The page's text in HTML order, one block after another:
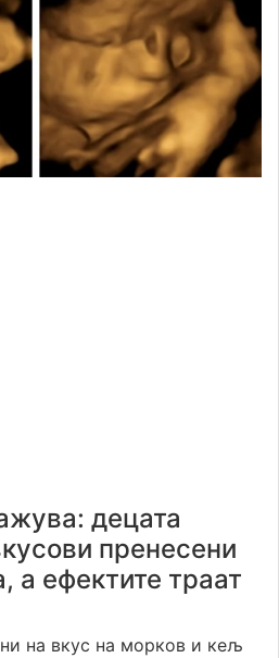
децата
пренесени
а ефектите траат
на вкус на морков и кељ